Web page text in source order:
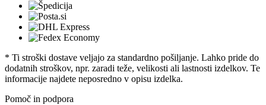
* Ti stroški dostave veljajo za standardno pošiljanje. Lahko pride do
dodatnih stroškov, npr. zaradi teže, velikosti ali lastnosti izdelkov. Te
informacije najdete neposredno v opisu izdelka.
Pomoč in podpora